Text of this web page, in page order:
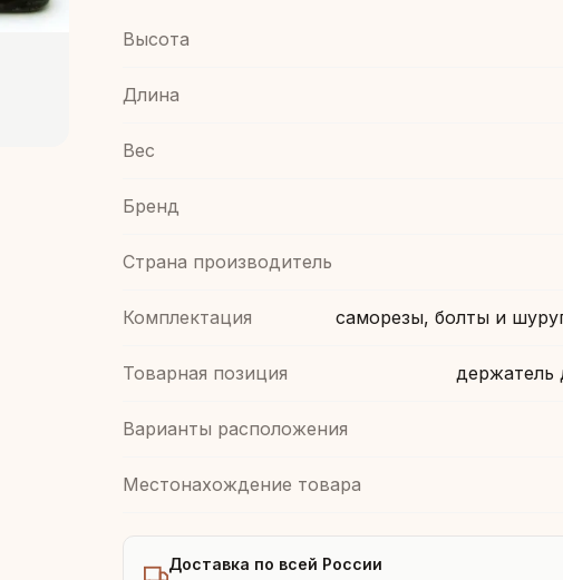
Высота
Длина
Вес
Бренд
Страна производитель
Комплектация саморезы, болты и
Товарная позиция держатель
Варианты расположения
Местонахождение товара
Доставка по всей России